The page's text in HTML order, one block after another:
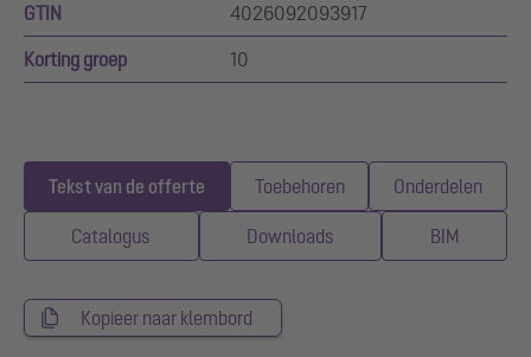
GTIN 4026092093917
Korting groep 10
Tekst van de offerte Toebehoren Onderdelen
Catalogus Downloads BIM
Kopieer naar klembord